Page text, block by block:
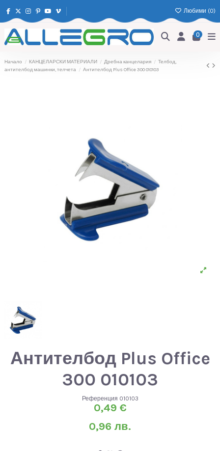
Любими (0)
0
Начало КАНЦЕЛАРСКИ МАТЕРИАЛИ Дребна канцелария
Телбод,
антителбод машинки, телчета
Антителбод Plus Office 300 010103
Антителбод Plus Office
300 010103
Референция 010103
0,49 €
0,96 лв.